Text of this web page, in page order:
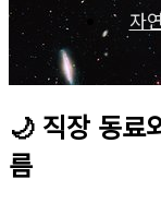
자연
🌙 직장 동료
름